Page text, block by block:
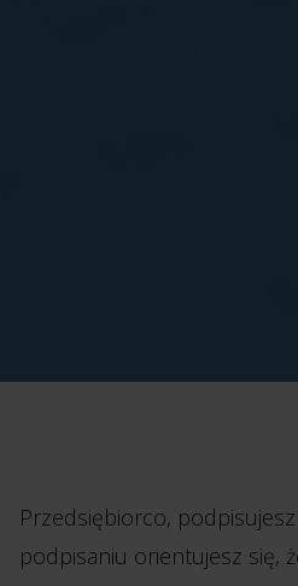
Przedsiębiorco,
podpisaniu orientujesz się,